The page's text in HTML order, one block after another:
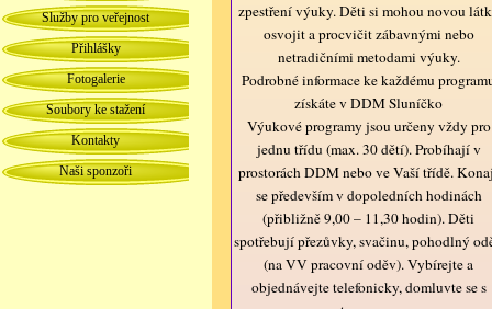
Služby pro veřejnost
Přihlášky
Fotogalerie
Soubory ke stažení
Kontakty
Naši sponzoři
zpestření výuky. Děti si mohou novou
osvojit a procvičit zábavnými nebo
netradičními metodami výuky.
Podrobné informace ke každému
získáte v DDM Sluníčko
Výukové programy jsou určeny vždy pro
jednu třídu (max. 30 dětí). Probíhají v
prostorách DDM nebo ve Vaší třídě.
se především v dopoledních hodinách
(přibližně 9,00 – 11,30 hodin). Děti
spotřebují přezůvky, svačinu, pohodlný
(na VV pracovní oděv). Vybírejte a
objednávejte telefonicky, domluvte se s